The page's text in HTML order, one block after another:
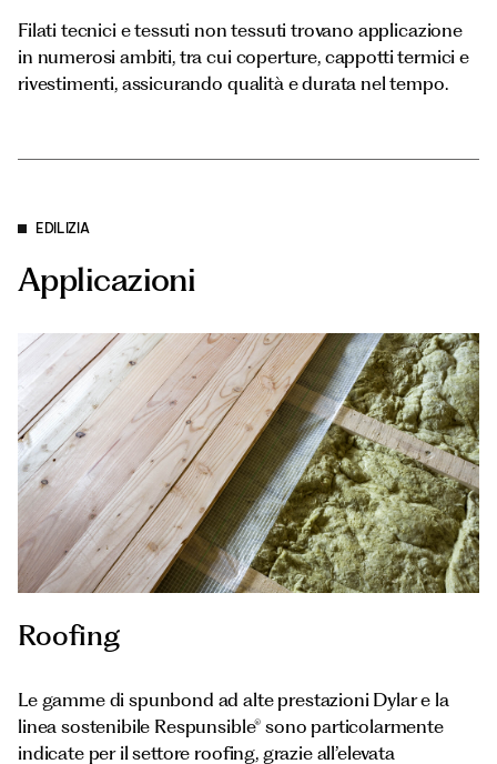
Filati tecnici e tessuti non tessuti trovano applicazione
in numerosi ambiti, tra cui coperture, cappotti termici e
rivestimenti, assicurando qualità e durata nel tempo.
EDILIZIA
Applicazioni
Roofing
Le gamme di spunbond ad alte prestazioni Dylar e la
linea sostenibile Respunsible® sono particolarmente
indicate per il settore roofing, grazie all’elevata